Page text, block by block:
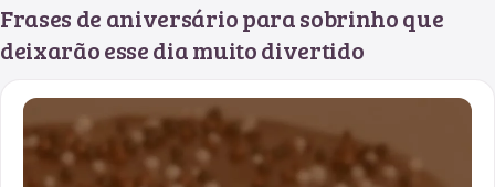
Frases de aniversário para sobrinho que
deixarão esse dia muito divertido